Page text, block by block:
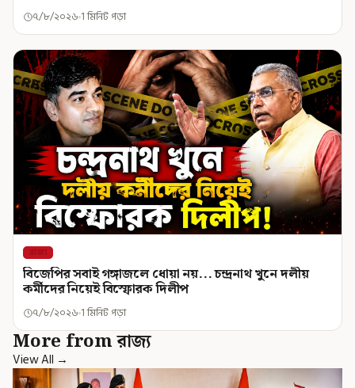
৭/৮/২০২৬ 1 মিনিট পড়া
রাজ্য
বিজেপির সবাই গঙ্গাজলে ধোয়া নয়... চন্দ্রনাথ খুনে দলীয়
কর্মীদের নিয়েই বিস্ফোরক দিলীপ
৭/৮/২০২৬ 1 মিনিট পড়া
More from রাজ্য
View All →